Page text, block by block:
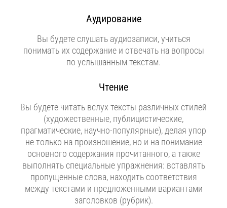
Аудирование
Вы будете слушать аудиозаписи, учиться
понимать их содержание и отвечать на вопросы
по услышанным текстам.
Чтение
Вы будете читать вслух тексты различных стилей
(художественные, публицистические,
прагматические, научно-популярные), делая упор
не только на произношение, но и на понимание
основного содержания прочитанного, а также
выполнять специальные упражнения: вставлять
пропущенные слова, находить соответствия
между текстами и предложенными вариантами
заголовков (рубрик).